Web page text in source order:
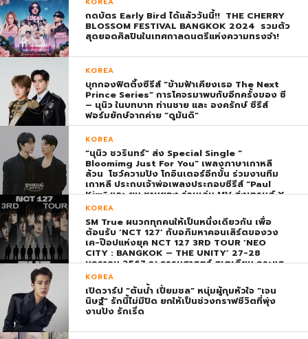
กดบัตร Early Bird ได้แล้ววันนี้!! THE CHERRY
BLOSSOM FESTIVAL BANGKOK 2024 รวมตัว
สุดยอดศิลปินในเทศกาลดนตรีแห่งความทรงจำ!
KOREA
บุกกองฟิตติ้งซีรีส์ “ข้ามฟ้าเคียงเธอ The Next
Prince Series” การโคจรมาพบกับอีกครั้งของ ซี
– นุนิว ในบทบาท ท่านชาย และ องครักษ์ ซีรีส์
ฟอร์มยักษ์จากค่าย “ดูมันดิ”
KOREA
“นุนิว ชวรินทร์” ส่ง Special Single “
Bloomimg Just For You” เพลงภาษาเกาหลี
ล้วน โชว์ความปัง โกอินเตอร์อีกขั้น ร่วมงานทีม
เกาหลี ประกบเจ้าพ่อเพลงประกอบซีรีส์ “Paul
Kim” และ ยุน ชานยอง ร่วมเล่น MV ส่งเทรนด์ X
พุ่ง ติดอันดับ 1 โลก
KOREA
SM True ผนวกทุกคนให้เป็นหนึ่งเดียวกัน เพื่อ
ต้อนรับ ‘NCT 127’ กับอภิมหาคอนเสิร์ตของวง
เค-ป๊อปแห่งยุค NCT 127 3RD TOUR ‘NEO
CITY : BANGKOK – THE UNITY’ 27-28
มกราคม 2567 ณ ธรรมศาสตร์ สเตเดียม กระแส
ตอบรับยิ่งใหญ่สมการรอคอย บัตร SOLD OUT
ทุกที่นั่งทันทีที่เปิดจำหน่าย !
KOREA
เปิดวาร์ป “ต้นน้ำ เปี่ยมชล” หนุ่มผู้กุมหัวใจ “เจน
นิษฐ์” รักนี้ไม่มีปิด ยกให้เป็นช่วงกราฟชีวิตที่พุ่ง
งานปัง รักเริ่ด